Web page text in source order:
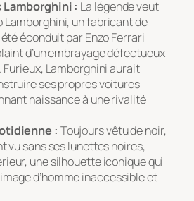
Lamborghini : La légende veut
Lamborghini, un fabricant de
éconduit par Enzo Ferrari
d’un embrayage défectueux
Furieux, Lamborghini aurait
ses propres voitures
naissance à une rivalité
: Toujours vêtu de noir,
vu sans ses lunettes noires,
une silhouette iconique qui
d’homme inaccessible et